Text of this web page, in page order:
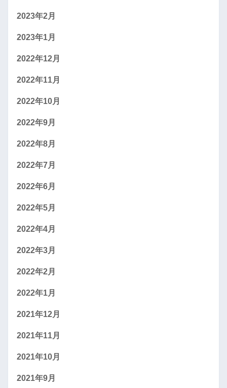
2023年2月
2023年1月
2022年12月
2022年11月
2022年10月
2022年9月
2022年8月
2022年7月
2022年6月
2022年5月
2022年4月
2022年3月
2022年2月
2022年1月
2021年12月
2021年11月
2021年10月
2021年9月